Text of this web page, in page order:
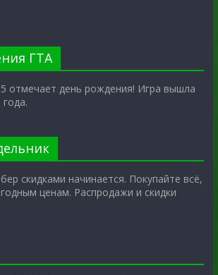
ГТА
5 отмечает день рождения! Игра вышла
скидками начинается. Покупайте всё,
ценам. Распродажи и скидки